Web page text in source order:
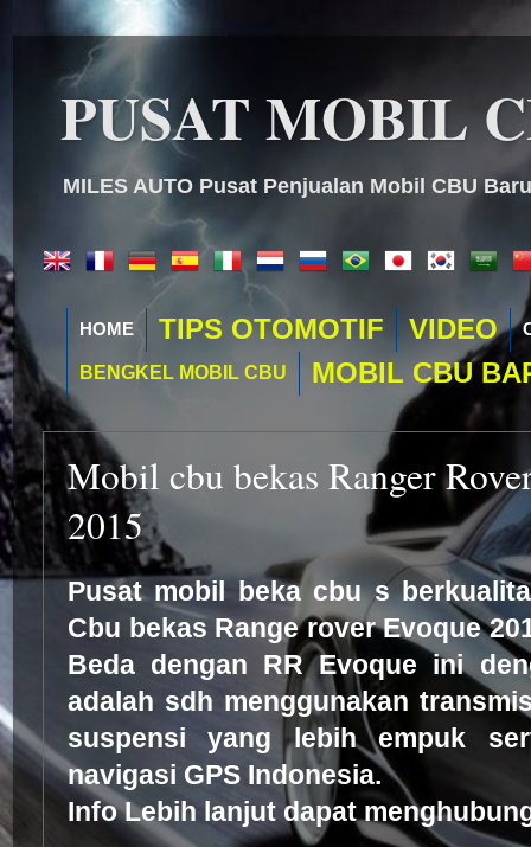
PUSAT MOBIL
MILES AUTO Pusat Penjualan Mobil CBU
HOME TIPS OTOMOTIF VIDEO
BENGKEL MOBIL CBU MOBIL CBU
Mobil cbu bekas Ranger
2015
Pusat mobil beka cbu s
Cbu bekas Range rover Evoque
Beda dengan RR Evoque ini
adalah sdh menggunakan
suspensi yang lebih empuk
navigasi GPS Indonesia.
Info Lebih lanjut dapat